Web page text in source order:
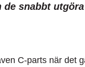
de snabbt
C-parts när det